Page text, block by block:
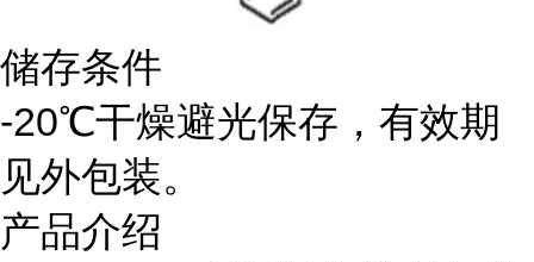
储存条件
-20℃干燥避光保存，有效期
见外包装。
产品介绍